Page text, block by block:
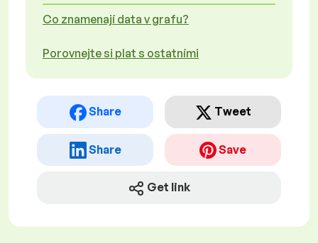
Co znamenají data v grafu?
Porovnejte si plat s ostatními
Share Tweet
Share Save
Get link